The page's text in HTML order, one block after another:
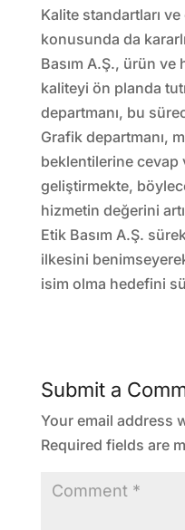
Kalite standartları
konusunda da
Basım A.Ş., ürün
kaliteyi ön planda
departmanı, bu
Grafik departmanı,
beklentilerine cevap
geliştirmekte,
hizmetin değerini
Etik Basım A.Ş.
ilkesini
isim olma hedefini
Submit a
Your email address
Required fields are